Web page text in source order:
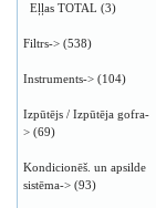
Eļļas TOTAL (3)
Filtrs-> (538)
Instruments-> (104)
Izpūtējs / Izpūtēja gofra-
> (69)
Kondicionēš. un apsilde
sistēma-> (93)